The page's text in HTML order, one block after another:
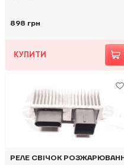
898 грн
КУПИТИ
РЕЛЕ СВІЧОК